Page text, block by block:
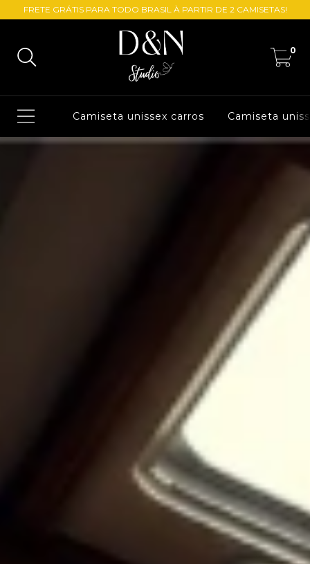
FRETE GRÁTIS PARA TODO BRASIL À PARTIR DE 2 CAMISETAS!
0
Camiseta unissex carros Camiseta